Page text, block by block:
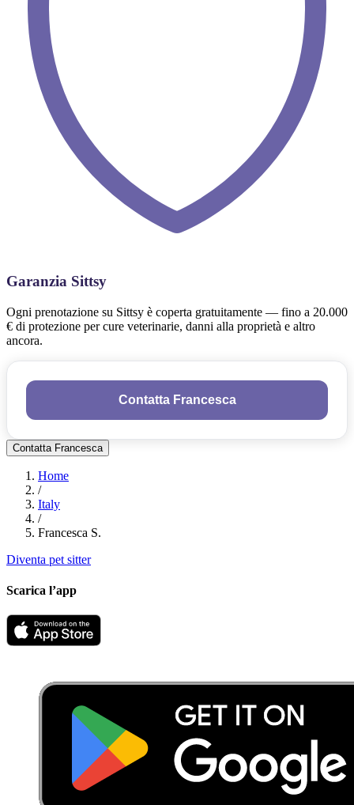
Garanzia Sittsy
Ogni prenotazione su Sittsy è coperta gratuitamente — fino a 20.000
€ di protezione per cure veterinarie, danni alla proprietà e altro
ancora.
Contatta Francesca
Contatta Francesca
Home
/
Italy
/
Francesca S.
Diventa pet sitter
Scarica l’app